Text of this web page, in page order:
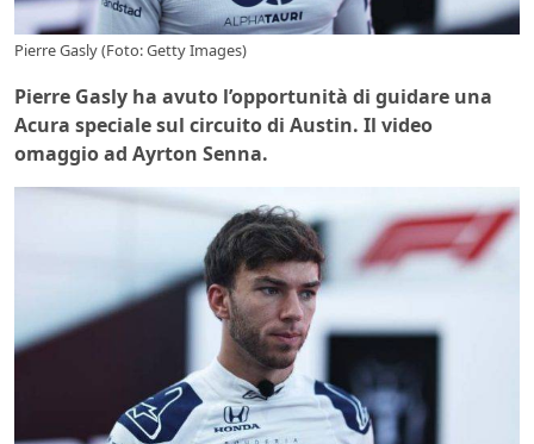
Pierre Gasly (Foto: Getty Images)
Pierre Gasly ha avuto l’opportunità di guidare una
Acura speciale sul circuito di Austin. Il video
omaggio ad Ayrton Senna.